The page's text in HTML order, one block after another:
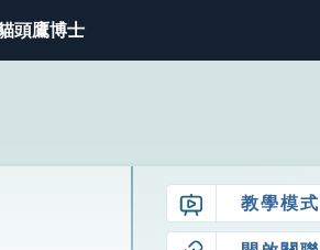
頭鷹博士
教學模式